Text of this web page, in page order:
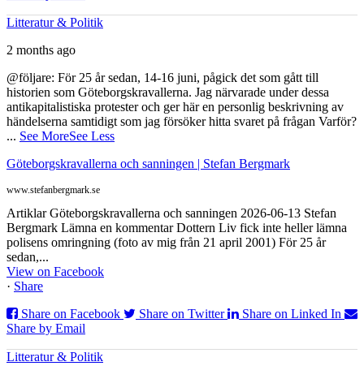
Litteratur & Politik
2 months ago
@följare: För 25 år sedan, 14-16 juni, pågick det som gått till
historien som Göteborgskravallerna. Jag närvarade under dessa
antikapitalistiska protester och ger här en personlig beskrivning av
händelserna samtidigt som jag försöker hitta svaret på frågan Varför?
... See MoreSee Less
Göteborgskravallerna och sanningen | Stefan Bergmark
www.stefanbergmark.se
Artiklar Göteborgskravallerna och sanningen 2026-06-13 Stefan
Bergmark Lämna en kommentar Dottern Liv fick inte heller lämna
polisens omringning (foto av mig från 21 april 2001) För 25 år
sedan,...
View on Facebook
· Share
Share on Facebook
Share on Twitter
Share on Linked In
Share by Email
Litteratur & Politik